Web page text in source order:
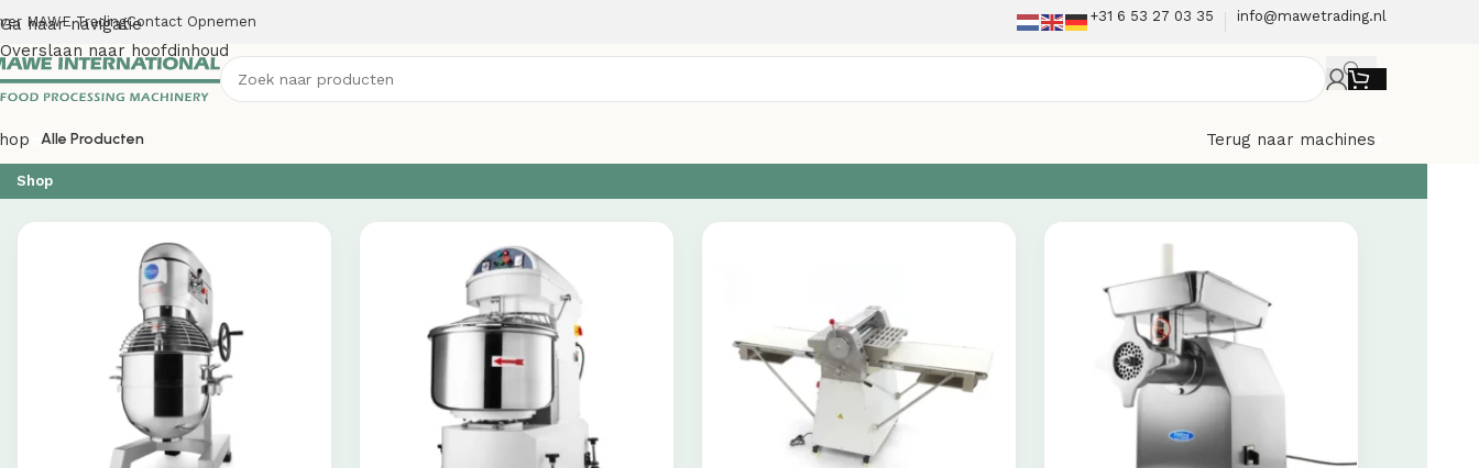
Ga naar navigatie
Overslaan naar hoofdinhoud
MAWE TradingContact Opnemen +31 6 53 27 03 35 info@mawetrading.nl
Alle Producten Terug naar machines
Shop